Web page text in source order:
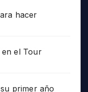
hacer
en el Tour
primer año